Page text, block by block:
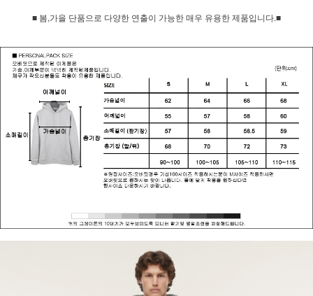
■ 봄,가을 단품으로 다양한 연출이 가능한 매우 유용한 제품입니다.■